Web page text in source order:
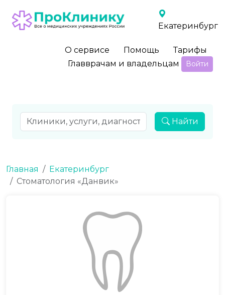
Екатеринбург
О сервисе Помощь
Тарифы
Главврачам и владельцам
Войти
Найти
Главная
Екатеринбург
Стоматология «Данвик»